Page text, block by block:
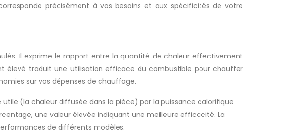
précisément à vos besoins et aux spécificités de votre
Il exprime le rapport entre la quantité de chaleur effectivement
élevé traduit une utilisation efficace du combustible pour chauffer
sur vos dépenses de chauffage.
(la chaleur diffusée dans la pièce) par la puissance calorifique
une valeur élevée indiquant une meilleure efficacité. La
de différents modèles.